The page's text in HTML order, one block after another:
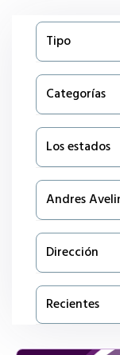
Tipo
Categorías
Los estados
Andres
Dirección
Recientes